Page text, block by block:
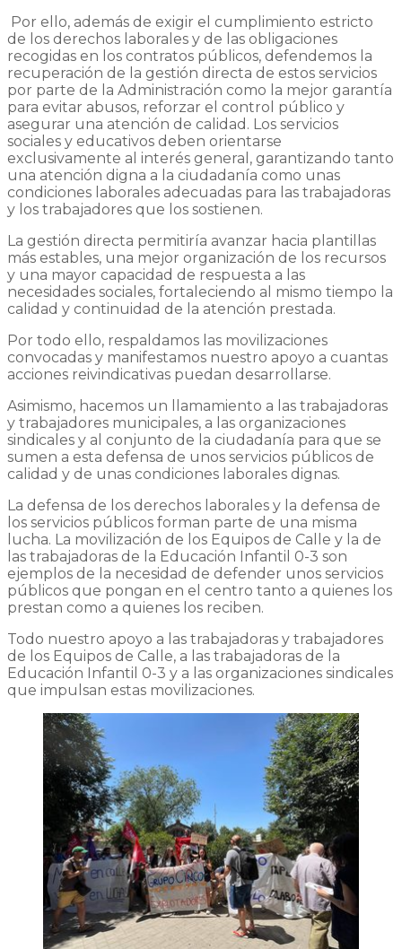
Por ello, además de exigir el cumplimiento estricto
de los derechos laborales y de las obligaciones
recogidas en los contratos públicos, defendemos la
recuperación de la gestión directa de estos servicios
por parte de la Administración como la mejor garantía
para evitar abusos, reforzar el control público y
asegurar una atención de calidad. Los servicios
sociales y educativos deben orientarse
exclusivamente al interés general, garantizando tanto
una atención digna a la ciudadanía como unas
condiciones laborales adecuadas para las trabajadoras
y los trabajadores que los sostienen.
La gestión directa permitiría avanzar hacia plantillas
más estables, una mejor organización de los recursos
y una mayor capacidad de respuesta a las
necesidades sociales, fortaleciendo al mismo tiempo la
calidad y continuidad de la atención prestada.
Por todo ello, respaldamos las movilizaciones
convocadas y manifestamos nuestro apoyo a cuantas
acciones reivindicativas puedan desarrollarse.
Asimismo, hacemos un llamamiento a las trabajadoras
y trabajadores municipales, a las organizaciones
sindicales y al conjunto de la ciudadanía para que se
sumen a esta defensa de unos servicios públicos de
calidad y de unas condiciones laborales dignas.
La defensa de los derechos laborales y la defensa de
los servicios públicos forman parte de una misma
lucha. La movilización de los Equipos de Calle y la de
las trabajadoras de la Educación Infantil 0-3 son
ejemplos de la necesidad de defender unos servicios
públicos que pongan en el centro tanto a quienes los
prestan como a quienes los reciben.
Todo nuestro apoyo a las trabajadoras y trabajadores
de los Equipos de Calle, a las trabajadoras de la
Educación Infantil 0-3 y a las organizaciones sindicales
que impulsan estas movilizaciones.